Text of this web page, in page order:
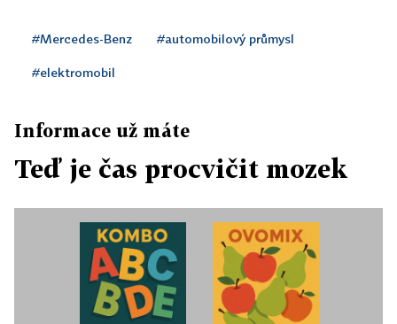
#Mercedes-Benz #automobilový průmysl
#elektromobil
Informace už máte
Teď je čas procvičit mozek